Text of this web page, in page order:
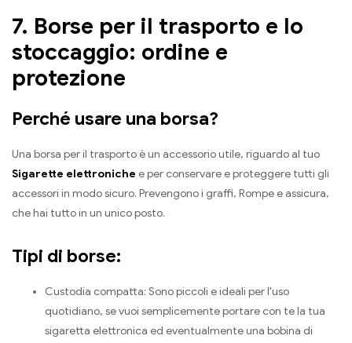
7. Borse per il trasporto e lo
stoccaggio: ordine e
protezione
Perché usare una borsa?
Una borsa per il trasporto è un accessorio utile, riguardo al tuo
Sigarette elettroniche e per conservare e proteggere tutti gli
accessori in modo sicuro. Prevengono i graffi, Rompe e assicura,
che hai tutto in un unico posto.
Tipi di borse:
Custodia compatta: Sono piccoli e ideali per l'uso
quotidiano, se vuoi semplicemente portare con te la tua
sigaretta elettronica ed eventualmente una bobina di